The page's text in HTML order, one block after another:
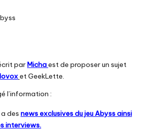
parMichaest de proposer un sujet
et GeekLette.
l’information :
a des news exclusives du jeu Abyss ainsi
interviews.